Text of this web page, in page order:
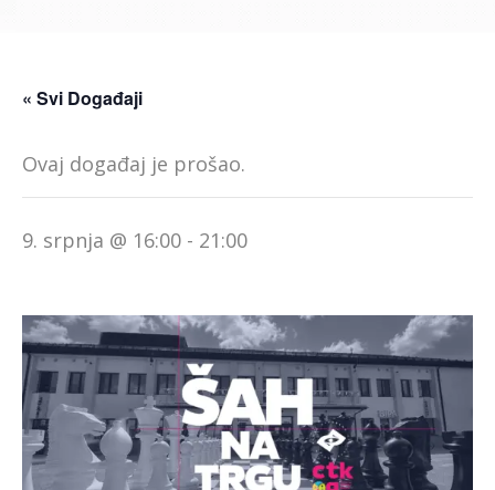
« Svi Događaji
Ovaj događaj je prošao.
9. srpnja @ 16:00 - 21:00